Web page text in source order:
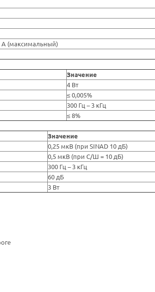
А (максимальный)
Значение
4 Вт
≤ 0,005%
300 Гц – 3 кГц
≤ 8%
Значение
0,25 мкВ (при SINAD 10 дБ)
0,5 мкВ (при С/Ш = 10 дБ)
300 Гц – 3 кГц
60 дБ
3 Вт